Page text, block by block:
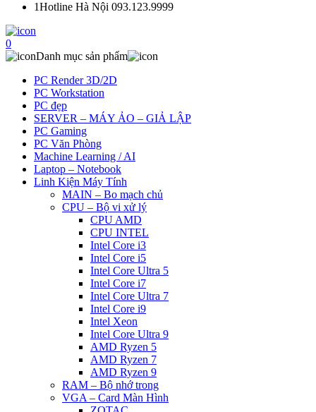
1Hotline Hà Nội 093.123.9999
0
Danh mục sản phẩm
PC Render 3D/2D
PC Workstation
PC đẹp
SERVER – MÁY ẢO – GIẢ LẬP
PC Gaming
PC Văn Phòng
Machine Learning / AI
Laptop – Notebook
Linh Kiện Máy Tính
MAIN – Bo mạch chủ
CPU – Bộ vi xử lý
CPU AMD
CPU INTEL
Intel Core i3
Intel Core i5
Intel Core Ultra 5
Intel Core i7
Intel Core Ultra 7
Intel Core i9
Intel Xeon
Intel Core Ultra 9
AMD Ryzen 5
AMD Ryzen 7
AMD Ryzen 9
RAM – Bộ nhớ trong
VGA – Card Màn Hình